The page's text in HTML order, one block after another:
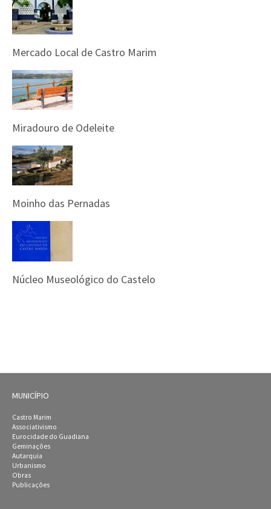
Mercado Local de Castro Marim
Miradouro de Odeleite
Moinho das Pernadas
Núcleo Museológico do Castelo
MUNICÍPIO
Castro Marim
Associativismo
Eurocidade do Guadiana
Geminações
Autarquia
Urbanismo
Obras
Publicações